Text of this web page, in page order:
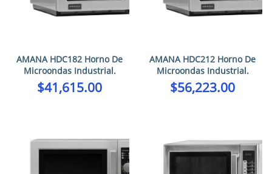
AMANA HDC182 Horno De
Microondas Industrial.
$41,615.00
AMANA HDC212 Horno De
Microondas Industrial.
$56,223.00